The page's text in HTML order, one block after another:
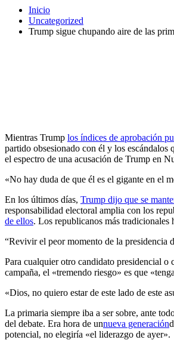
Inicio
Uncategorized
Trump sigue chupando aire de las
Mientras Trump los índices de aprobación
partido obsesionado con él y los
el espectro de una acusación de Trump en
«No hay duda de que él es el gigante en el
En los últimos días, Trump dijo que se
responsabilidad electoral amplia con los
de ellos. Los republicanos más
“Revivir el peor momento de la presidencia
Para cualquier otro candidato presidencial
campaña, el «tremendo riesgo» es que
«Dios, no quiero estar de este lado de este
La primaria siempre iba a ser sobre, ante
del debate. Era hora de unnueva generación
potencial, no elegiría «el liderazgo de ayer».